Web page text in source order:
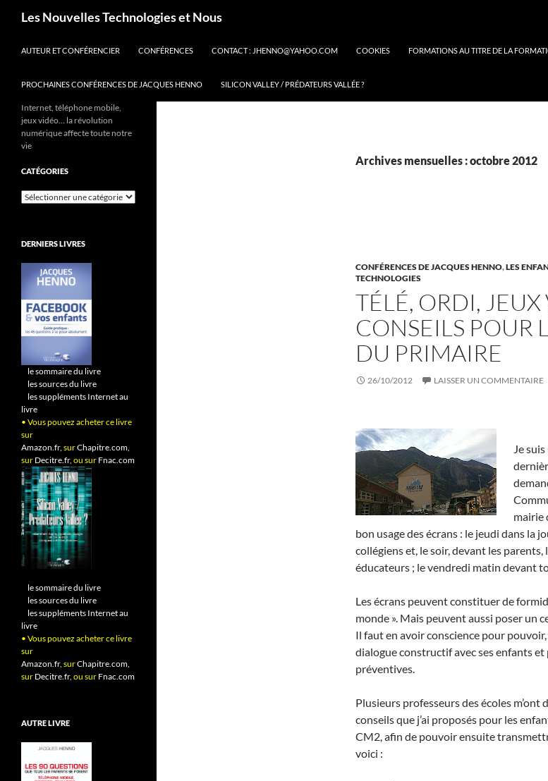
Les Nouvelles Technologies et Nous
AUTEUR ET CONFÉRENCIER CONFÉRENCES CONTACT : JHENNO@YAHOO.COM COOKIES FORMATIONS AU TITRE DE LA
PROCHAINES CONFÉRENCES DE JACQUES HENNO SILICON VALLEY / PRÉDATEURS VALLÉE ?
Archives mensuelles : octobre 2012
CONFÉRENCES DE JACQUES HENNO,LES
TECHNOLOGIES
TÉLÉ, ORDI,
CONSEILS POUR
DU PRIMAIRE
26/10/2012 LAISSER UN COMMENTAIRE
Je
mairie
bon usage des écrans : le jeudi dans la
collégiens et, le soir, devant les parents,
éducateurs ; le vendredi matin devant
Les écrans peuvent constituer de
monde ». Mais peuvent aussi poser un
Il faut en avoir conscience pour
dialogue constructif avec ses enfants
préventives.
Plusieurs professeurs des écoles m’ont
conseils que j’ai proposés pour les
CM2, afin de pouvoir ensuite
voici :
Internet, téléphone mobile,
jeux vidéo… la révolution
numérique affecte toute notre
vie
CATÉGORIES
Catégories
DERNIERS LIVRES
le sommaire du livre
les sources du livre
les suppléments Internet au
livre
• Vous pouvez acheter ce livre
sur
Amazon.fr, surChapitre.com,
sur Decitre.fr, ou sur Fnac.com
le sommaire du livre
les sources du livre
les suppléments Internet au
livre
• Vous pouvez acheter ce livre
sur
Amazon.fr, surChapitre.com,
sur Decitre.fr, ou sur Fnac.com
AUTRE LIVRE